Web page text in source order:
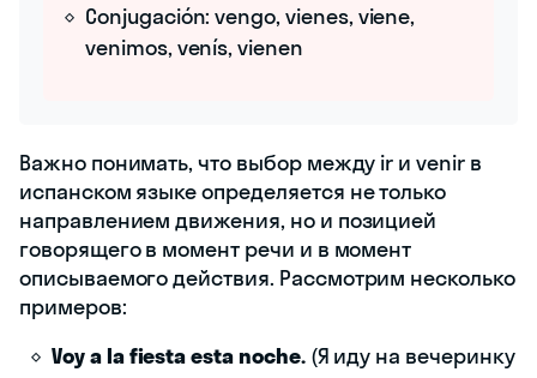
Conjugación: vengo, vienes, viene,
venimos, venís, vienen
Важно понимать, что выбор между ir и venir в
испанском языке определяется не только
направлением движения, но и позицией
говорящего в момент речи и в момент
описываемого действия. Рассмотрим несколько
примеров:
Voy a la fiesta esta noche.(Я иду на вечеринку